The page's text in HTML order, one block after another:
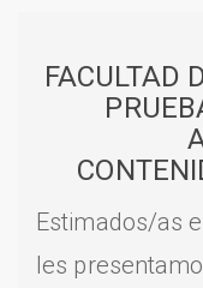
FACULTAD
Estimados/as
les